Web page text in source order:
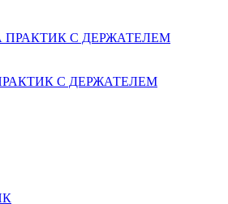
С ДЕРЖАТЕЛЕМ